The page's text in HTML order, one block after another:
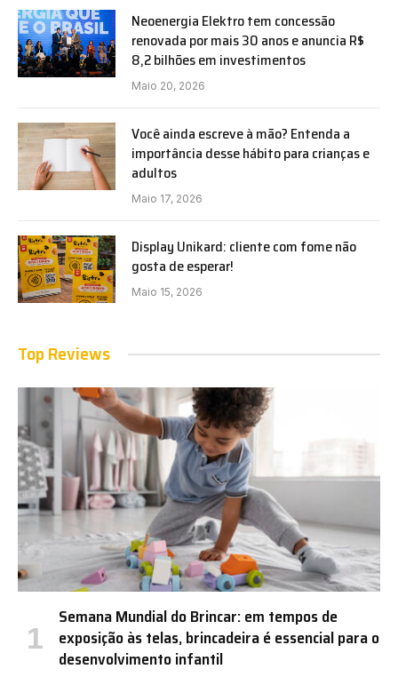
Neoenergia Elektro tem concessão
renovada por mais 30 anos e anuncia R$
8,2 bilhões em investimentos
Maio 20, 2026
Você ainda escreve à mão? Entenda a
importância desse hábito para crianças e
adultos
Maio 17, 2026
Display Unikard: cliente com fome não
gosta de esperar!
Maio 15, 2026
Top Reviews
Semana Mundial do Brincar: em tempos de
exposição às telas, brincadeira é essencial para o
desenvolvimento infantil